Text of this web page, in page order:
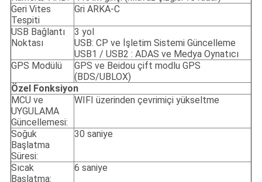
Geri Vites
Tespiti
Gri ARKA-C
USB Bağlantı
Noktası
3 yol
USB: CP ve İşletim Sistemi Güncelleme
USB1 / USB2 : ADAS ve Medya Oynatıcı
GPS Modülü
GPS ve Beidou çift modlu GPS
(BDS/UBLOX)
Özel Fonksiyon
MCU ve
UYGULAMA
Güncellemesi:
WIFI üzerinden çevrimiçi yükseltme
Soğuk
Başlatma
Süresi:
30 saniye
Sıcak
Başlatma:
6 saniye